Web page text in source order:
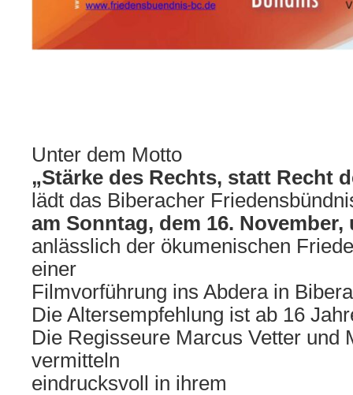
Unter dem Motto
„Stärke des Rechts, statt Recht
lädt das Biberacher
am Sonntag, dem 16. November,
anlässlich der ökumenischen
einer
Filmvorführung ins Abdera in
Die Altersempfehlung ist ab 16
Die Regisseure Marcus Vetter und
vermitteln
eindrucksvoll in ihrem